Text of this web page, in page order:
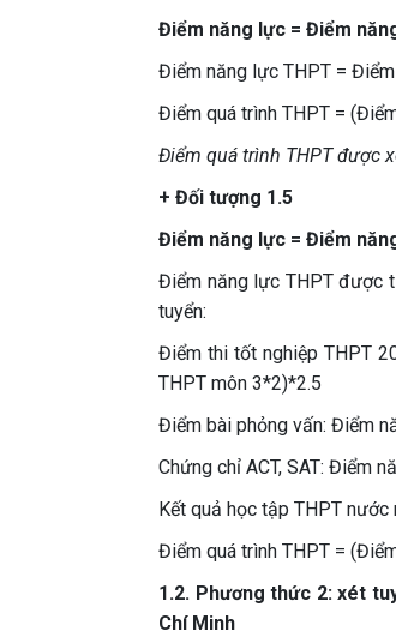
Điểm năng lực = Điểm
Điểm năng lực THPT =
Điểm quá trình THPT =
Điểm quá trình THPT được
+ Đối tượng 1.5
Điểm năng lực = Điểm
Điểm năng lực THPT được
tuyển:
Điểm thi tốt nghiệp THPT
THPT môn 3*2)*2.5
Điểm bài phỏng vấn: Điểm
Chứng chỉ ACT, SAT: Điểm
Kết quả học tập THPT
Điểm quá trình THPT =
1.2. Phương thức 2: xét
Chí Minh